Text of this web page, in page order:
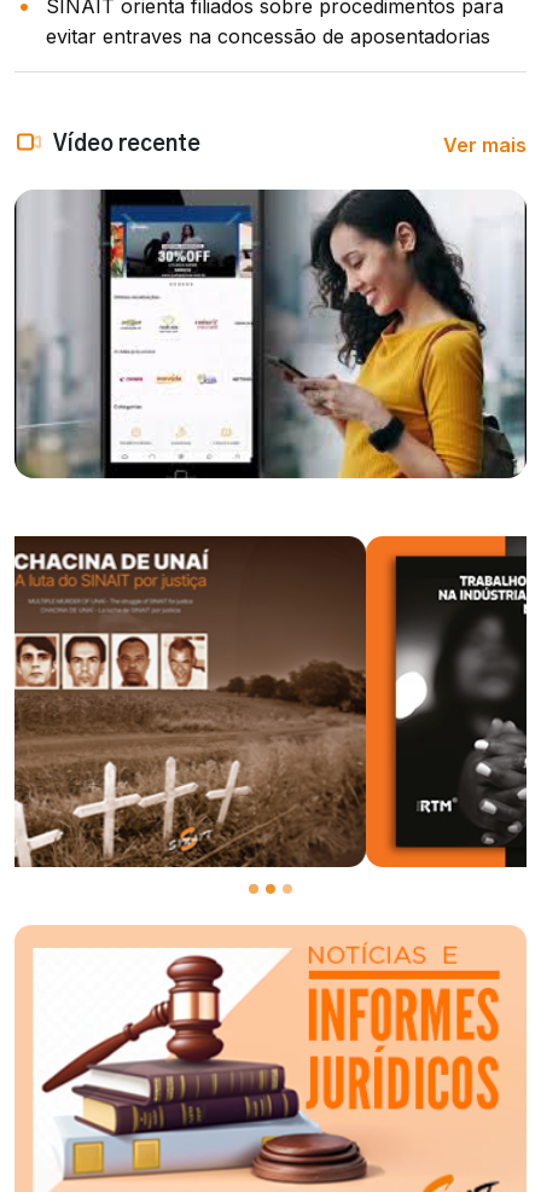
SINAIT orienta filiados sobre procedimentos para
evitar entraves na concessão de aposentadorias
Vídeo recente Ver mais